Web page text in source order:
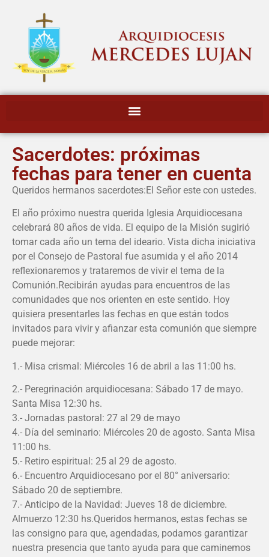
Sacerdotes: próximas
fechas para tener en cuenta
Queridos hermanos sacerdotes:El Señor este con ustedes.
El año próximo nuestra querida Iglesia Arquidiocesana
celebrará 80 años de vida. El equipo de la Misión sugirió
tomar cada año un tema del ideario. Vista dicha iniciativa
por el Consejo de Pastoral fue asumida y el año 2014
reflexionaremos y trataremos de vivir el tema de la
Comunión.Recibirán ayudas para encuentros de las
comunidades que nos orienten en este sentido. Hoy
quisiera presentarles las fechas en que están todos
invitados para vivir y afianzar esta comunión que siempre
puede mejorar:
1.- Misa crismal: Miércoles 16 de abril a las 11:00 hs.
2.- Peregrinación arquidiocesana: Sábado 17 de mayo.
Santa Misa 12:30 hs.
3.- Jornadas pastoral: 27 al 29 de mayo
4.- Día del seminario: Miércoles 20 de agosto. Santa Misa
11:00 hs.
5.- Retiro espiritual: 25 al 29 de agosto.
6.- Encuentro Arquidiocesano por el 80° aniversario:
Sábado 20 de septiembre.
7.- Anticipo de la Navidad: Jueves 18 de diciembre.
Almuerzo 12:30 hs.Queridos hermanos, estas fechas se
las consigno para que, agendadas, podamos garantizar
nuestra presencia que tanto ayuda para que caminemos